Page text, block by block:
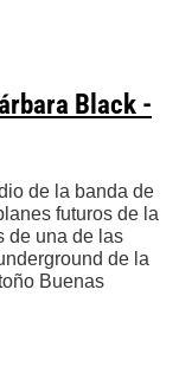
Black -
de la banda de
futuros de la
de una de las
de la
Buenas